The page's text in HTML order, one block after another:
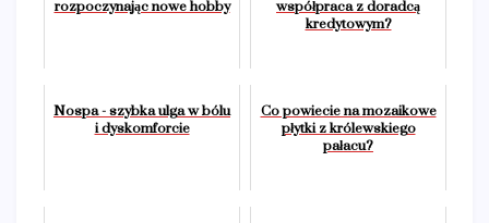
rozpoczynając nowe hobby
współpraca z doradcą
kredytowym?
Nospa - szybka ulga w bólu
i dyskomforcie
Co powiecie na mozaikowe
płytki z królewskiego
pałacu?